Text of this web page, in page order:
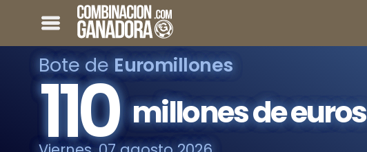
Bote de Euromillones
110 millones de euros